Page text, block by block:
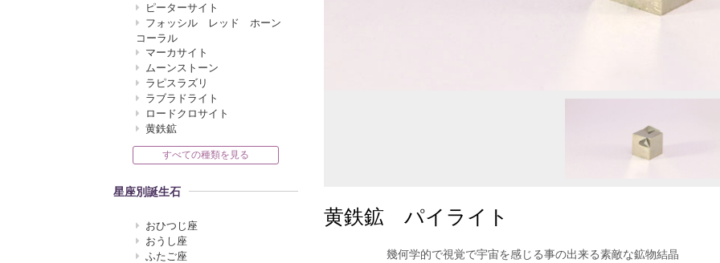
黄鉄鉱 パイライト
幾何学的で視覚で宇宙を感じる事の出来る素敵な鉱物結晶
ピーターサイト
フォッシル レッド ホーン
コーラル
マーカサイト
ムーンストーン
ラピスラズリ
ラブラドライト
ロードクロサイト
黄鉄鉱
すべての種類を見る
星座別誕生石
おひつじ座
おうし座
ふたご座